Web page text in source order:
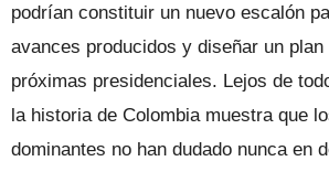
podrían constituir un nuevo escalón
avances producidos y diseñar un plan
próximas presidenciales. Lejos de
la historia de Colombia muestra que
dominantes no han dudado nunca en